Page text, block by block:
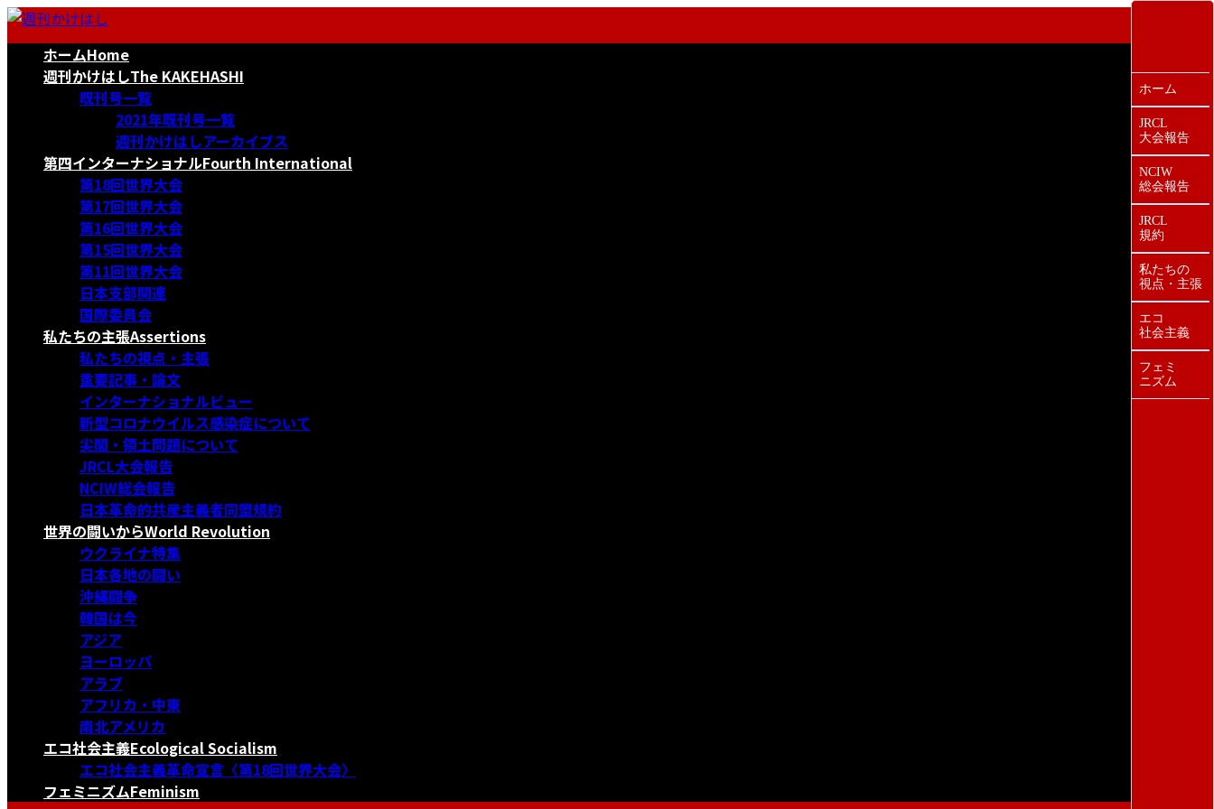
コ
ナ
ホームHome
週刊かけはしThe KAKEHASHI
既刊号一覧
2021年既刊号一覧
週刊かけはしアーカイブス
第四インターナショナルFourth International
第18回世界大会
第17回世界大会
第16回世界大会
第15回世界大会
第11回世界大会
日本支部関連
国際委員会
私たちの主張Assertions
私たちの視点・主張
重要記事・論文
インターナショナルビュー
新型コロナウイルス感染症について
尖閣・領土問題について
JRCL大会報告
NCIW総会報告
日本革命的共産主義者同盟規約
世界の闘いからWorld Revolution
ウクライナ特集
日本各地の闘い
沖縄闘争
韓国は今
アジア
ヨーロッパ
アラブ
アフリカ・中東
南北アメリカ
エコ社会主義Ecological Socialism
エコ社会主義革命宣言〈第18回世界大会〉
フェミニズムFeminism
ホーム
JRCL
大会報告
NCIW
総会報告
JRCL
規約
私たちの
視点・主張
エコ
社会主義
フェミ
ニズム